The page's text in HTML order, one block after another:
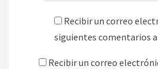
Recibir un correo
siguientes comentarios
Recibir un correo